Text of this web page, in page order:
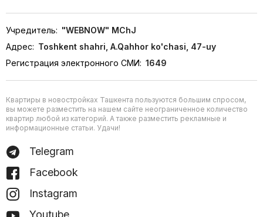
Учредитель: "WEBNOW" MChJ
Адрес: Toshkent shahri, A.Qahhor ko'chasi, 47-uy
Регистрация электронного СМИ: 1649
Квартиры в новостройках Ташкента пользуются большим спросом,
вы можете разместить на нашем сайте неограниченное количество
квартир любой из категорий. А также разместить рекламные и
информационные статьи. Удачи!
Telegram
Facebook
Instagram